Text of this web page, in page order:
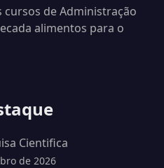
de Administração
alimentos para o
Cientifica
de 2026